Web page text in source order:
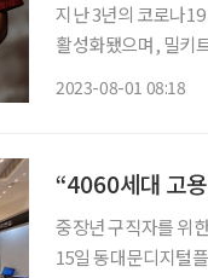
지난 3년의 코로나
활성화됐으며, 밀
2023-08-01 08:18
“4060세대 고
중장년 구직자를 위
15일 동대문디지털